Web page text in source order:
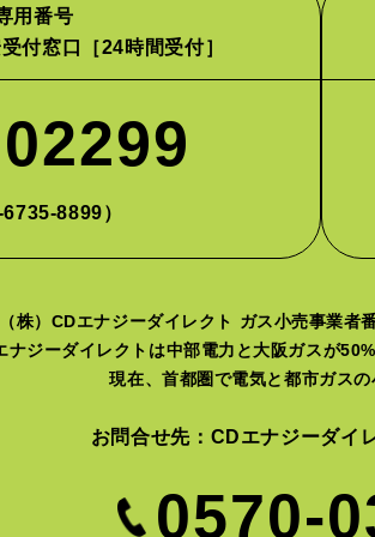
用番号
付窓口
［24時間受付］
8899）
（株）CDエナジーダイレクト ガス小売事業
ナジーダイレクトは中部電力と大阪ガスが
現在、首都圏で電気と都市ガスの
お問合せ先：CDエナジーダ
0570-